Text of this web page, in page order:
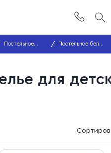
Постельное
белье
Постельное белье
для детского
для